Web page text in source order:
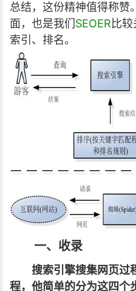
总结，这份精神值得称赞。
面，也是我们SEOER比较
索引、排名。
一、收录
搜索引擎搜集网页过
程，他简单的分为这四个